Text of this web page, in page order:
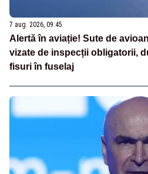
7 aug. 2026, 09:45
Alertă în aviație! Sute de
vizate de inspecții obligatorii,
fisuri în fuselaj